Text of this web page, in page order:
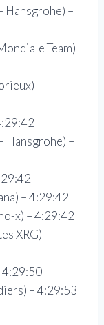
Hansgrohe) –
Team)
–
Hansgrohe) –
– 4:29:42
x) – 4:29:42
XRG) –
4:29:50
– 4:29:53